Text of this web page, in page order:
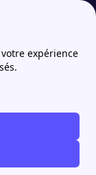
expérience
: